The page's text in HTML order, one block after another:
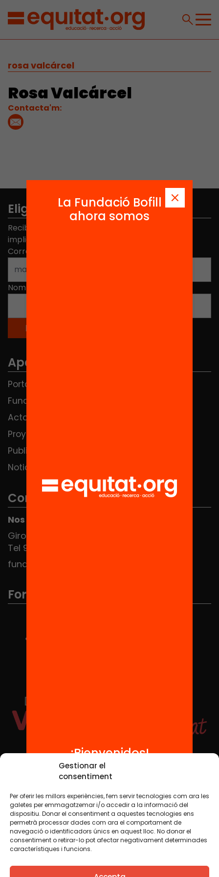
Gestionar el
consentiment
Per oferir les millors experiències, fem servir tecnologies com ara les
galetes per emmagatzemar i/o accedir a la informació del
dispositiu. Donar el consentiment a aquestes tecnologies ens
permetrà processar dades com ara el comportament de
navegació o identificadors únics en aquest lloc. No donar el
consentiment o retirar-lo pot afectar negativament determinades
característiques i funcions.
rosa valcárcel
Rosa Valcárcel
Contacta'm:
Elige equidad
Recibe contenidos, iniciativas y proyectos para
implicarte.
Correo electrónico
Nombre
Apartados
Portada
Fundación
Actos
Proyectos
Publicaciones y vídeos
Noticias
Contacto
Nos puedes encontrar en el HUB Social
Girona 34, interior 08010 Barcelona
Tel 934 588 700
fundacio@equitat.org
Formamos parte de...
Redes sociales
TWT YTB IG FB IN
Aviso legalPolítica de cookies
Creemos que el conocimiento debe compartirse. Por eso
La Fundació Bofill
ahora somos
¡Bienvenidos!